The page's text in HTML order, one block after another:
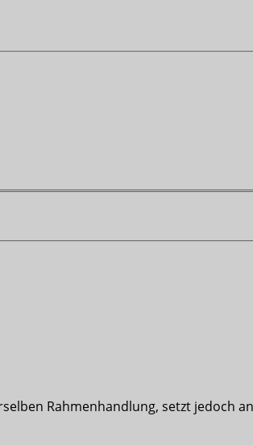
Rahmenhandlung, setzt jedoch